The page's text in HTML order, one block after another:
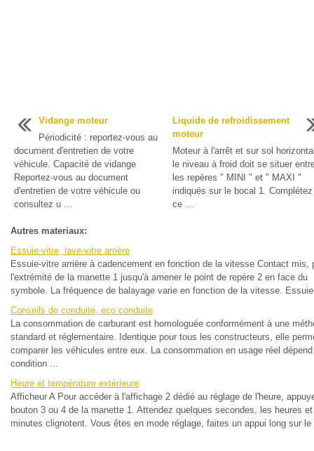
Vidange moteur
Périodicité : reportez-vous au
document d'entretien de votre
véhicule. Capacité de vidange
Reportez-vous au document
d'entretien de votre véhicule ou
consultez u ...
Liquide de refroidissement
moteur
Moteur à l'arrêt et sur sol
le niveau à froid doit se situer
les repères " MINI " et " MAXI "
indiqués sur le bocal 1. Complétez
ce ...
Autres materiaux:
Essuie-vitre, lave-vitre arrière
Essuie-vitre arrière à cadencement en fonction de la vitesse Contact mis,
l'extrémité de la manette 1 jusqu'à amener le point de repère 2 en face du
symbole. La fréquence de balayage varie en fonction de la vitesse.
Conseils de conduite, eco conduite
La consommation de carburant est homologuée conformément à une
standard et réglementaire. Identique pour tous les constructeurs, elle
comparer les véhicules entre eux. La consommation en usage réel
condition ...
Heure et température extérieure
Afficheur A Pour accéder à l'affichage 2 dédié au réglage de l'heure,
bouton 3 ou 4 de la manette 1. Attendez quelques secondes, les heures
minutes clignotent. Vous êtes en mode réglage, faites un appui long sur